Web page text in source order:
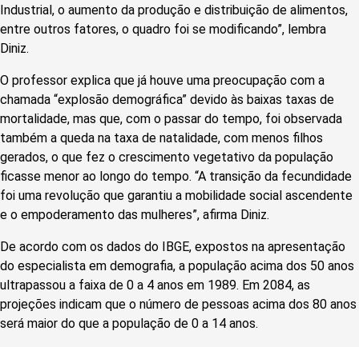
Industrial, o aumento da produção e distribuição de alimentos,
entre outros fatores, o quadro foi se modificando”, lembra
Diniz.
O professor explica que já houve uma preocupação com a
chamada “explosão demográfica” devido às baixas taxas de
mortalidade, mas que, com o passar do tempo, foi observada
também a queda na taxa de natalidade, com menos filhos
gerados, o que fez o crescimento vegetativo da população
ficasse menor ao longo do tempo. “A transição da fecundidade
foi uma revolução que garantiu a mobilidade social ascendente
e o empoderamento das mulheres”, afirma Diniz.
De acordo com os dados do IBGE, expostos na apresentação
do especialista em demografia, a população acima dos 50 anos
ultrapassou a faixa de 0 a 4 anos em 1989. Em 2084, as
projeções indicam que o número de pessoas acima dos 80 anos
será maior do que a população de 0 a 14 anos.